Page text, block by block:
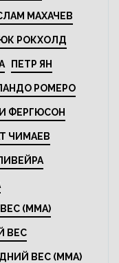
МАХАЧЕВ
РОКХОЛД
ПЕТР ЯН
РОМЕРО
ФЕРГЮСОН
ЧИМАЕВ
(MMA)
ВЕС
ВЕС (MMA)